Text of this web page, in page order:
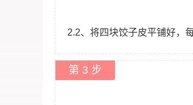
2.2、将四块饺子皮平铺好，
第 3 步